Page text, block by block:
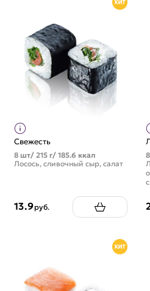
Свежесть
8 шт/ 215 г/ 185.6 ккал
Лосось, сливочный сыр, салат
13.9руб.